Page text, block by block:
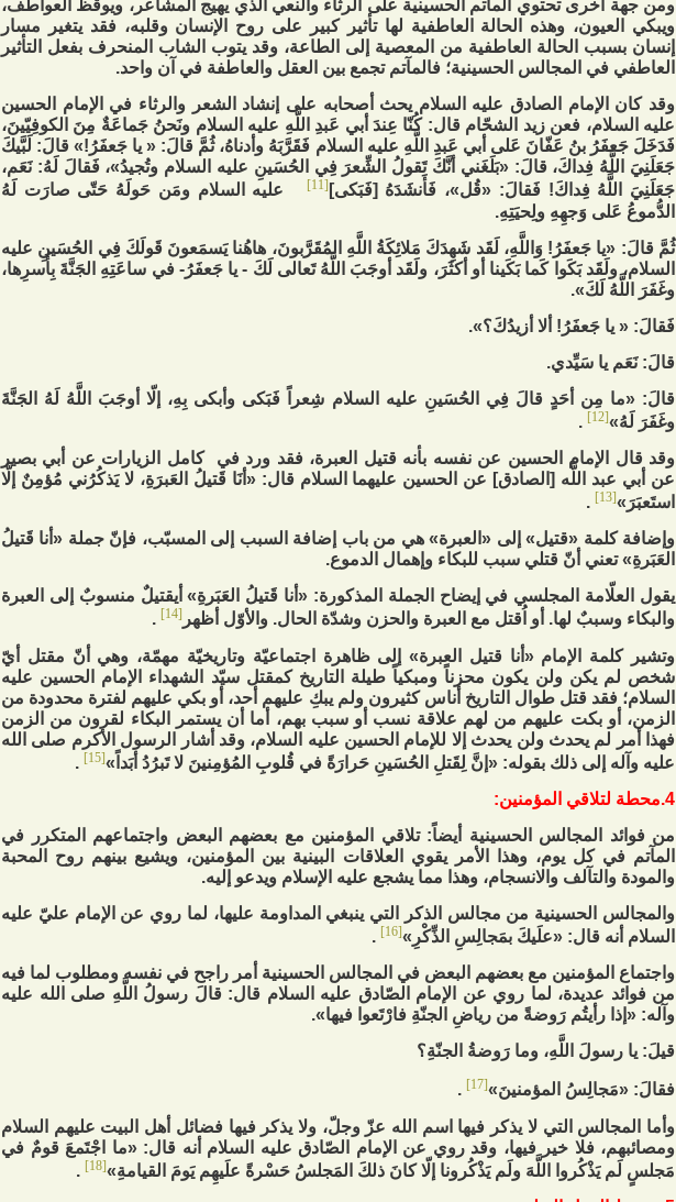
ومن جهة أخرى تحتوي المآتم الحسينية على الرثاء والنعي الذي يهيج المشاعر، ويوقظ العواطف،
ويبكي العيون، وهذه الحالة العاطفية لها تأثير كبير على روح الإنسان وقلبه، فقد يتغير مسار
إنسان بسبب الحالة العاطفية من المعصية إلى الطاعة، وقد يتوب الشاب المنحرف بفعل التأثير
العاطفي في المجالس الحسينية؛ فالمآتم تجمع بين العقل والعاطفة في آن واحد.
وقد كان الإمام الصادق عليه السلام يحث أصحابه على إنشاد الشعر والرثاء في الإمام الحسين
عليه السلام، فعن زيد الشحّام قال: كُنّا عِندَ أبي عَبدِ اللَّهِ عليه السلام ونَحنُ جَماعَةٌ مِنَ الكوفِيّينَ،
فَدَخَلَ جَعفَرُ بنُ عَفّانَ عَلى‏ أبي عَبدِ اللَّهِ عليه السلام فَقَرَّبَهُ وأدناهُ، ثُمَّ قالَ: « يا جَعفَرُ!» قالَ: لَبَّيكَ
جَعَلَنِيَ اللَّهُ فِداكَ، قالَ: «بَلَغَني أنَّكَ تَقولُ الشِّعرَ فِي الحُسَينِ عليه السلام وتُجيدُ»، فَقالَ لَهُ: نَعَم،
جَعَلَنِيَ اللَّهُ فِداكَ! فَقالَ: «قُل»، فَأَنشَدَهُ [فَبَكى‏] [11]
عليه السلام ومَن حَولَهُ حَتّى‏ صارَت لَهُ
الدُّموعُ عَلى‏ وَجهِهِ ولِحيَتِهِ.
ثُمَّ قالَ: «يا جَعفَرُ! وَاللَّهِ، لَقَد شَهِدَكَ مَلائِكَةُ اللَّهِ المُقَرَّبونَ، هاهُنا يَسمَعونَ قَولَكَ فِي الحُسَينِ عليه
السلام، ولَقَد بَكَوا كَما بَكَينا أو أكثَرَ، ولَقَد أوجَبَ اللَّهُ تَعالى‏ لَكَ - يا جَعفَرُ- في ساعَتِهِ الجَنَّةَ بِأَسرِها،
وغَفَرَ اللَّهُ لَكَ».
فَقالَ: « يا جَعفَرُ! ألا أزيدُكَ؟».
قالَ: نَعَم يا سَيِّدي.
قالَ: «ما مِن أحَدٍ قالَ فِي الحُسَينِ عليه السلام شِعراً فَبَكى‏ وأبكى‏ بِهِ، إلّا أوجَبَ اللَّهُ لَهُ الجَنَّةَ
وغَفَرَ لَهُ»[12]
.
وقد قال الإمام الحسين عن نفسه بأنه قتيل العبرة، فقد ورد في كامل الزيارات عن أبي بصير
عن أبي عبد اللَّه [الصادق‏] عن الحسين عليهما السلام قال: «أنَا قَتيلُ العَبرَةِ، لا يَذكُرُني مُؤمِنٌ إلَّا
استَعبَرَ»[13]
.
وإضافة كلمة «قتيل» إلى «العبرة» هي من باب إضافة السبب إلى المسبّب، فإنّ جملة «أنا قَتيلُ
العَبَرةِ» تعني أنّ قتلي سبب للبكاء وإهمال الدموع.
يقول العلّامة المجلسي في إيضاح الجملة المذكورة: «أنا قَتيلُ العَبَرةِ» أي‏قتيلٌ منسوبٌ إلى العبرة
والبكاء وسببٌ لها. أو اُقتل مع العبرة والحزن وشدّة الحال. والأوّل أظهر [14]
.
وتشير كلمة الإمام «أنا قتيل العبرة» إلى ظاهرة اجتماعيّة وتاريخيّة مهمّة، وهي أنّ مقتل أيّ
شخص لم يكن ولن يكون محزناً ومبكياً طيلة التاريخ‏ كمقتل سيّد الشهداء الإمام الحسين عليه
السلام؛ فقد قتل طوال التاريخ أناس كثيرون ولم يبكِ عليهم أحد، أو بكي عليهم لفترة محدودة من
الزمن، أو بكت عليهم من لهم علاقة نسب أو سبب بهم، أما أن يستمر البكاء لقرون من الزمن
فهذا أمر لم يحدث ولن يحدث إلا للإمام الحسين عليه السلام، وقد أشار الرسول الأكرم صلى الله
عليه وآله إلى ذلك بقوله: «إنَّ لِقَتلِ الحُسَينِ حَرارَةً في قُلوبِ المُؤمِنينَ لا تَبرُدُ أبَداً»[15]
.
4.محطة لتلاقي المؤمنين:
من فوائد المجالس الحسينية أيضاً: تلاقي المؤمنين مع بعضهم البعض واجتماعهم المتكرر في
المآتم في كل يوم، وهذا الأمر يقوي العلاقات البينية بين المؤمنين، ويشيع بينهم روح المحبة
والمودة والتآلف والانسجام، وهذا مما يشجع عليه الإسلام ويدعو إليه.
والمجالس الحسينية من مجالس الذكر التي ينبغي المداومة عليها، لما روي عن الإمام عليّ عليه
السلام أنه قال: «علَيكَ بمَجالِسِ الذِّكْرِ»[16]
.
واجتماع المؤمنين مع بعضهم البعض في المجالس الحسينية أمر راجح في نفسه ومطلوب لما فيه
من فوائد عديدة، لما روي عن الإمام الصّادق عليه السلام قال: قالَ رسولُ اللَّهِ صلى الله عليه
وآله: «إذا رأيتُم رَوضةً من رياضِ الجنّةِ فارْتَعوا فيها».
قيلَ: يا رسولَ اللَّهِ، وما رَوضةُ الجنّةِ؟
فقالَ: «مَجالِسُ المؤمنينَ»[17]
.
وأما المجالس التي لا يذكر فيها اسم الله عزّ وجلّ، ولا يذكر فيها فضائل أهل البيت عليهم السلام
ومصائبهم، فلا خير فيها، وقد روي عن الإمام الصّادق عليه السلام أنه قال: «ما اجْتَمعَ قومٌ في
مَجلسٍ لَم يَذْكُروا اللَّهَ ولَم يَذْكُرونا إلّا كانَ ذلكَ المَجلسُ حَسْرةً علَيهِم يَومَ القيامةِ»[18]
.